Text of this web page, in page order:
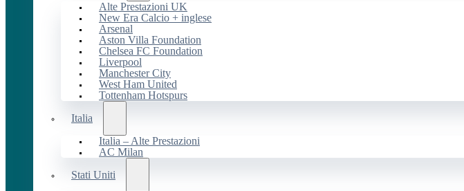
Alte Prestazioni UK
New Era Calcio + inglese
Arsenal
Aston Villa Foundation
Chelsea FC Foundation
Liverpool
Manchester City
West Ham United
Tottenham Hotspurs
Italia
Italia – Alte Prestazioni
AC Milan
Stati Uniti